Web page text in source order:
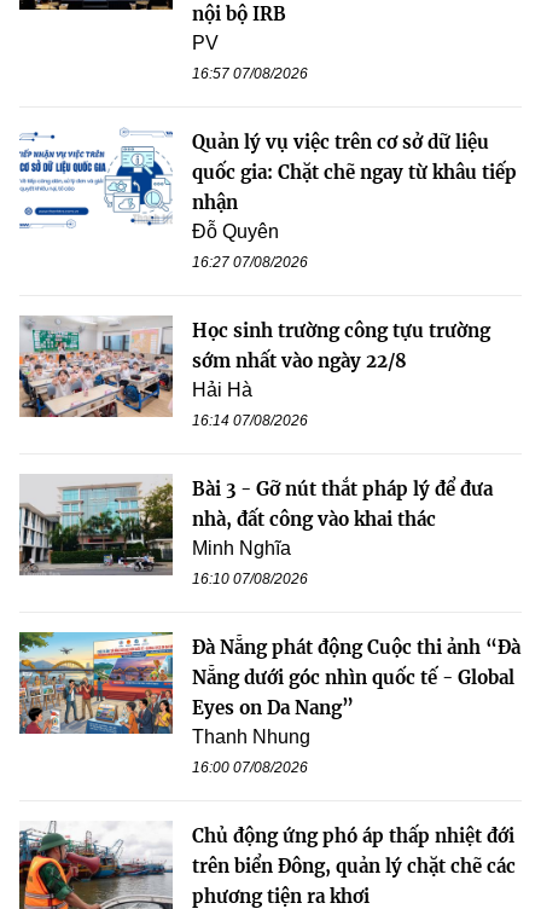
nội bộ IRB
PV
16:57 07/08/2026
Quản lý vụ việc trên cơ sở dữ liệu
quốc gia: Chặt chẽ ngay từ khâu tiếp
nhận
Đỗ Quyên
16:27 07/08/2026
Học sinh trường công tựu trường
sớm nhất vào ngày 22/8
Hải Hà
16:14 07/08/2026
Bài 3 - Gỡ nút thắt pháp lý để đưa
nhà, đất công vào khai thác
Minh Nghĩa
16:10 07/08/2026
Đà Nẵng phát động Cuộc thi ảnh “Đà
Nẵng dưới góc nhìn quốc tế - Global
Eyes on Da Nang”
Thanh Nhung
16:00 07/08/2026
Chủ động ứng phó áp thấp nhiệt đới
trên biển Đông, quản lý chặt chẽ các
phương tiện ra khơi